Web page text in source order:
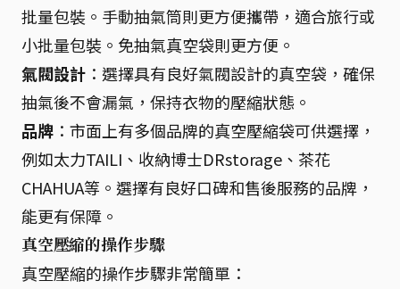
批量包裝。手動抽氣筒則更方便攜帶，適合旅行或
小批量包裝。免抽氣真空袋則更方便。
氣閥設計 ：選擇具有良好氣閥設計的真空袋，確保
抽氣後不會漏氣，保持衣物的壓縮狀態。
品牌 ：市面上有多個品牌的真空壓縮袋可供選擇，
例如太力TAILI、收納博士DRstorage、茶花
CHAHUA等。選擇有良好口碑和售後服務的品牌，
能更有保障。
真空壓縮的操作步驟
真空壓縮的操作步驟非常簡單：